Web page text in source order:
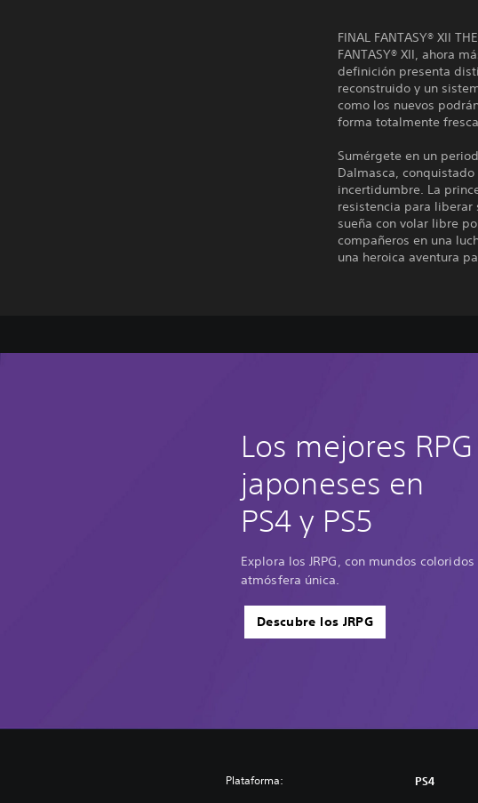
FINAL FANTASY® XII
FANTASY® XII, ahora
definición presenta
reconstruido y un
como los nuevos
forma totalmente
Sumérgete en un
Dalmasca,
incertidumbre. La
resistencia para liberar
sueña con volar libre
compañeros en una
una heroica aventura
Los mejores RPG
japoneses en
PS4 y PS5
Explora los JRPG, con mundos coloridos
atmósfera única.
Descubre los JRPG
Plataforma: PS4